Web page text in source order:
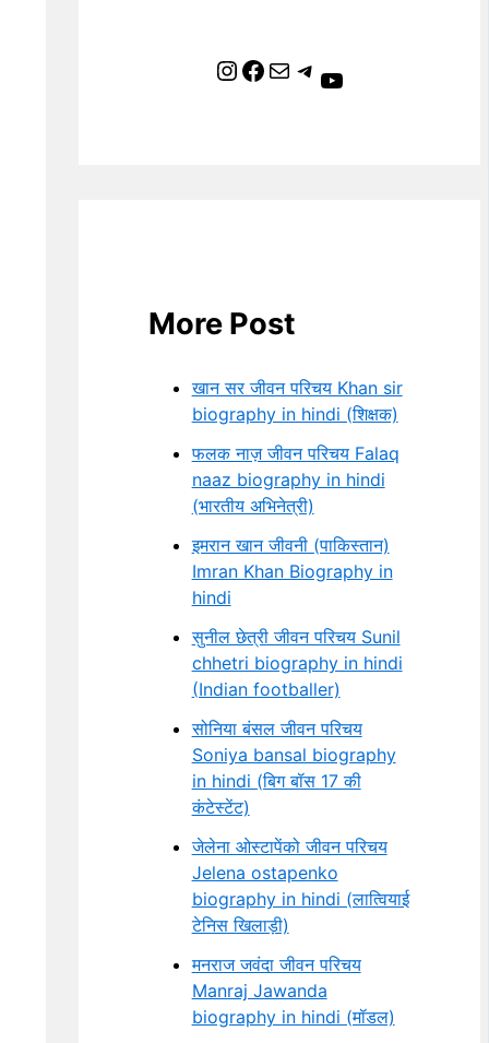
Instagram Facebook Mail Telegram YouTube
More Post
खान सर जीवन परिचय Khan sir
biography in hindi (शिक्षक)
फलक नाज़ जीवन परिचय Falaq
naaz biography in hindi
(भारतीय अभिनेत्री)
इमरान खान जीवनी (पाकिस्तान)
Imran Khan Biography in
hindi
सुनील छेत्री जीवन परिचय Sunil
chhetri biography in hindi
(Indian footballer)
सोनिया बंसल जीवन परिचय
Soniya bansal biography
in hindi (बिग बॉस 17 की
कंटेस्टेंट)
जेलेना ओस्टापेंको जीवन परिचय
Jelena ostapenko
biography in hindi (लात्वियाई
टेनिस खिलाड़ी)
मनराज जवंदा जीवन परिचय
Manraj Jawanda
biography in hindi (मॉडल)